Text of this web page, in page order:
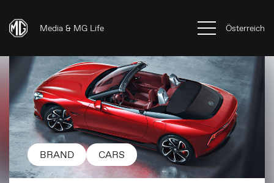
Media & MG Life Österreich
BRAND CARS